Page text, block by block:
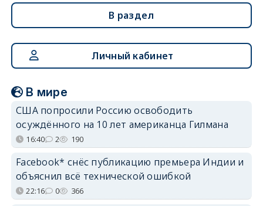
В раздел
Личный кабинет
В мире
США попросили Россию освободить
осуждённого на 10 лет американца Гилмана
16:40 2 190
Facebook* снёс публикацию премьера Индии и
объяснил всё технической ошибкой
22:16 0 366